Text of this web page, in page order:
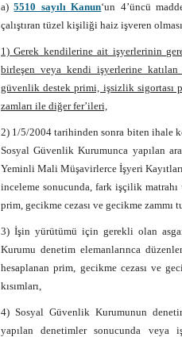
a)5510 sayılı Kanun‘un 4’üncü
çalıştıran tüzel kişiliği haiz işveren
1) Gerek kendilerine ait işyerlerinin
birleşen veya kendi işyerlerine
güvenlik destek primi, işsizlik sigortası
zamları ile diğer fer’ileri,
2) 1/5/2004 tarihinden sonra biten ihale
Sosyal Güvenlik Kurumunca yapılan
Yeminli Mali Müşavirlerce İşyeri
inceleme sonucunda, fark işçilik
prim, gecikme cezası ve gecikme zammı
3) İşin yürütümü için gerekli olan
Kurumu denetim elemanlarınca
hesaplanan prim, gecikme cezası ve
kısımları,
4) Sosyal Güvenlik Kurumunun
yapılan denetimler sonucunda veya